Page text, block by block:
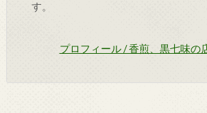
す。
プロフィール / 香煎、黒七味